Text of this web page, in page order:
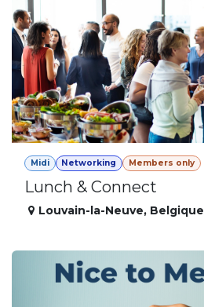
Midi Networking Members only
Lunch & Connect
Louvain-la-Neuve, Belgique